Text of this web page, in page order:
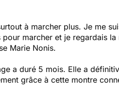
à marcher plus. Je me
marcher et je regardais
Marie Nonis.
a duré 5 mois. Elle a
grâce à cette montre